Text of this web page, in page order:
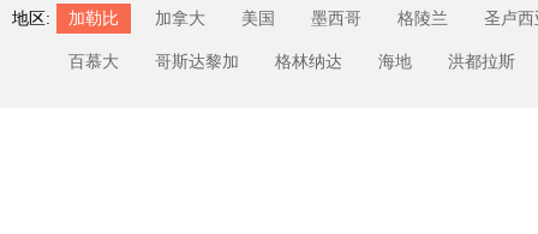
地区: 加勒比 加拿大 美国 墨西哥 格陵兰 圣卢西
百慕大 哥斯达黎加 格林纳达 海地 洪都拉斯